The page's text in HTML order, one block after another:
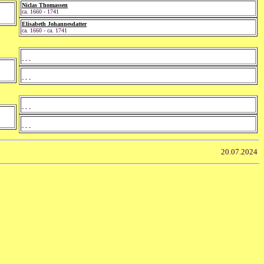
Niclas Thomassen
ca. 1660 - 1741
Elisabeth Johannesdatter
ca. 1660 - ca. 1741
- - -
- - -
- - -
- - -
20.07.2024